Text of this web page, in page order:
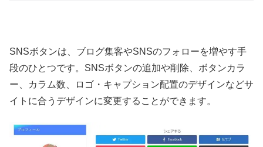
SNSボタンは、ブログ集客やSNSのフォローを増やす手
段のひとつです。SNSボタンの追加や削除、ボタンカラ
ー、カラム数、ロゴ・キャプション配置のデザインなどサ
イトに合うデザインに変更することができます。